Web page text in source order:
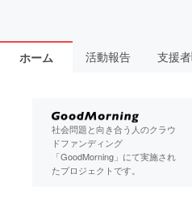
ホーム 活動報告 支援者
社会問題と向き合う人のクラウ
ドファンディング
「GoodMorning」にて実施され
たプロジェクトです。